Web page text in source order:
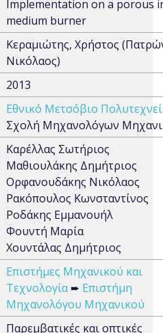
Implementation on a porous
medium burner
Κεραμιώτης, Χρήστος
Νικόλαος)
2013
Εθνικό Μετσόβιο
Σχολή Μηχανολόγων
Καρέλλας Σωτήριος
Μαθιουλάκης Δημήτριος
Ορφανουδάκης Νικόλαος
Ρακόπουλος Κωνσταντίνος
Ροδάκης Εμμανουήλ
Φουντή Μαρία
Χουντάλας Δημήτριος
Επιστήμες Μηχανικού και
Τεχνολογία➨ Επιστήμη
Μηχανολόγου Μηχανικού
Παρεμβατικές και οπτικές